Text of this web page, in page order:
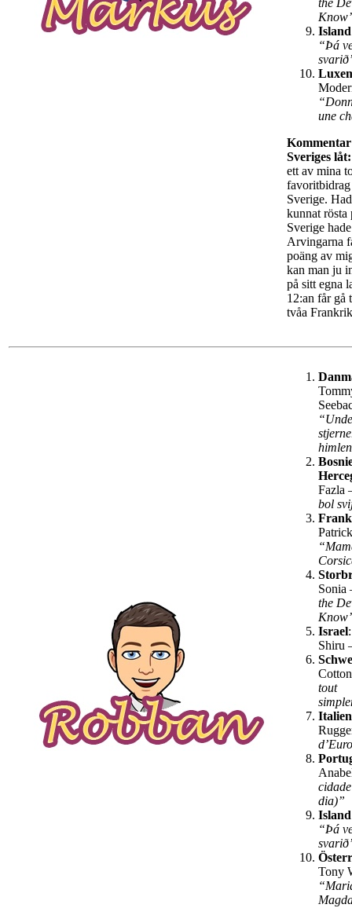
the
Island
“Þá
une
Sveriges låt:
ett av mina
Sverige.
kunnat rösta
Sverige hade
Arvingarna
poäng av
kan man ju
på sitt egna
12:an får gå
tvåa
Fazla
bol
Sonia
the
Israel
Shiru
tout
Italien
dia)”
Island
“Þá
Tony